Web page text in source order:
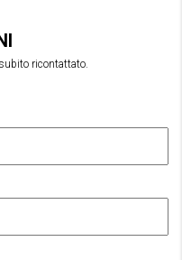
ricontattato.